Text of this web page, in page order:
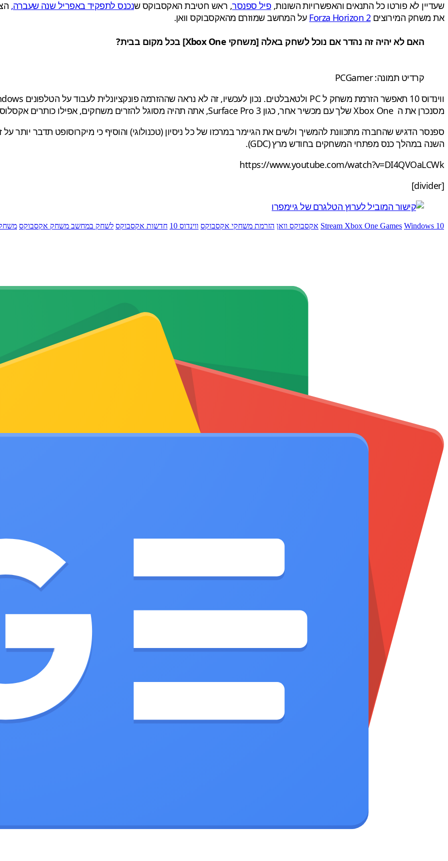
שעדיין לא פורטו כל התנאים והאפשרויות השונות, פיל ספנסר, ראש חטיבת האקסבוקס שנכנס לתפקיד באפריל שנה שעברה,
את משחק המירוציםForza Horizon 2 על המחשב שמוזרם מהאקסבוקס וואן.
האם לא יהיה זה נהדר אם נוכל לשחק באלה [משחקי Xbox One
] בכל מקום בבית?
קרדיט תמונה: PCGamer
ווינדוס 10 תאפשר
הזרמת משחק ל PC ולטאבלטים . נכון לעכשיו,זה לא נראה שההזרמהפונקציונלית לעבודעל הטלפונים
מסנכרן את ה Xbox Oneשלך עם מכשיר אחר,כגון Surface Pro 3
,אתה תהיה מסוגל להזרים משחקים,אפילו כותרים
ספנסר הדגיש שהחברה מתכוונת להמשיך ולשים את הגיימרבמרכזו של כל ניסיון (טכנולוגי) והוסיף כי מיקרוסופט תדבר יותרעל
השנה במהלך כנס מפתחי המשחקים בחודש מרץ (GDC).
https://www.youtube.com/watch?v=DI4QVOaLCWk
[divider]
Stream Xbox One Games Windows 10 אקסבוקס וואן הזרמת משחקי אקסבוקס ווינדוס 10 חדשות אקסבוקס לשחק במחשב משחק אקסבוקס